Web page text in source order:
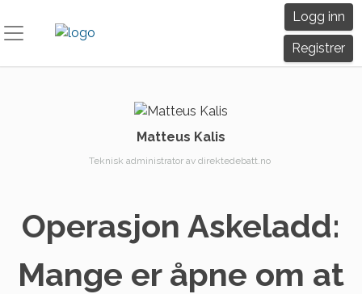
to
Logg inn
Registrer
Matteus Kalis
Teknisk administrator av direktedebatt.no
Operasjon Askeladd:
Mange er åpne om at